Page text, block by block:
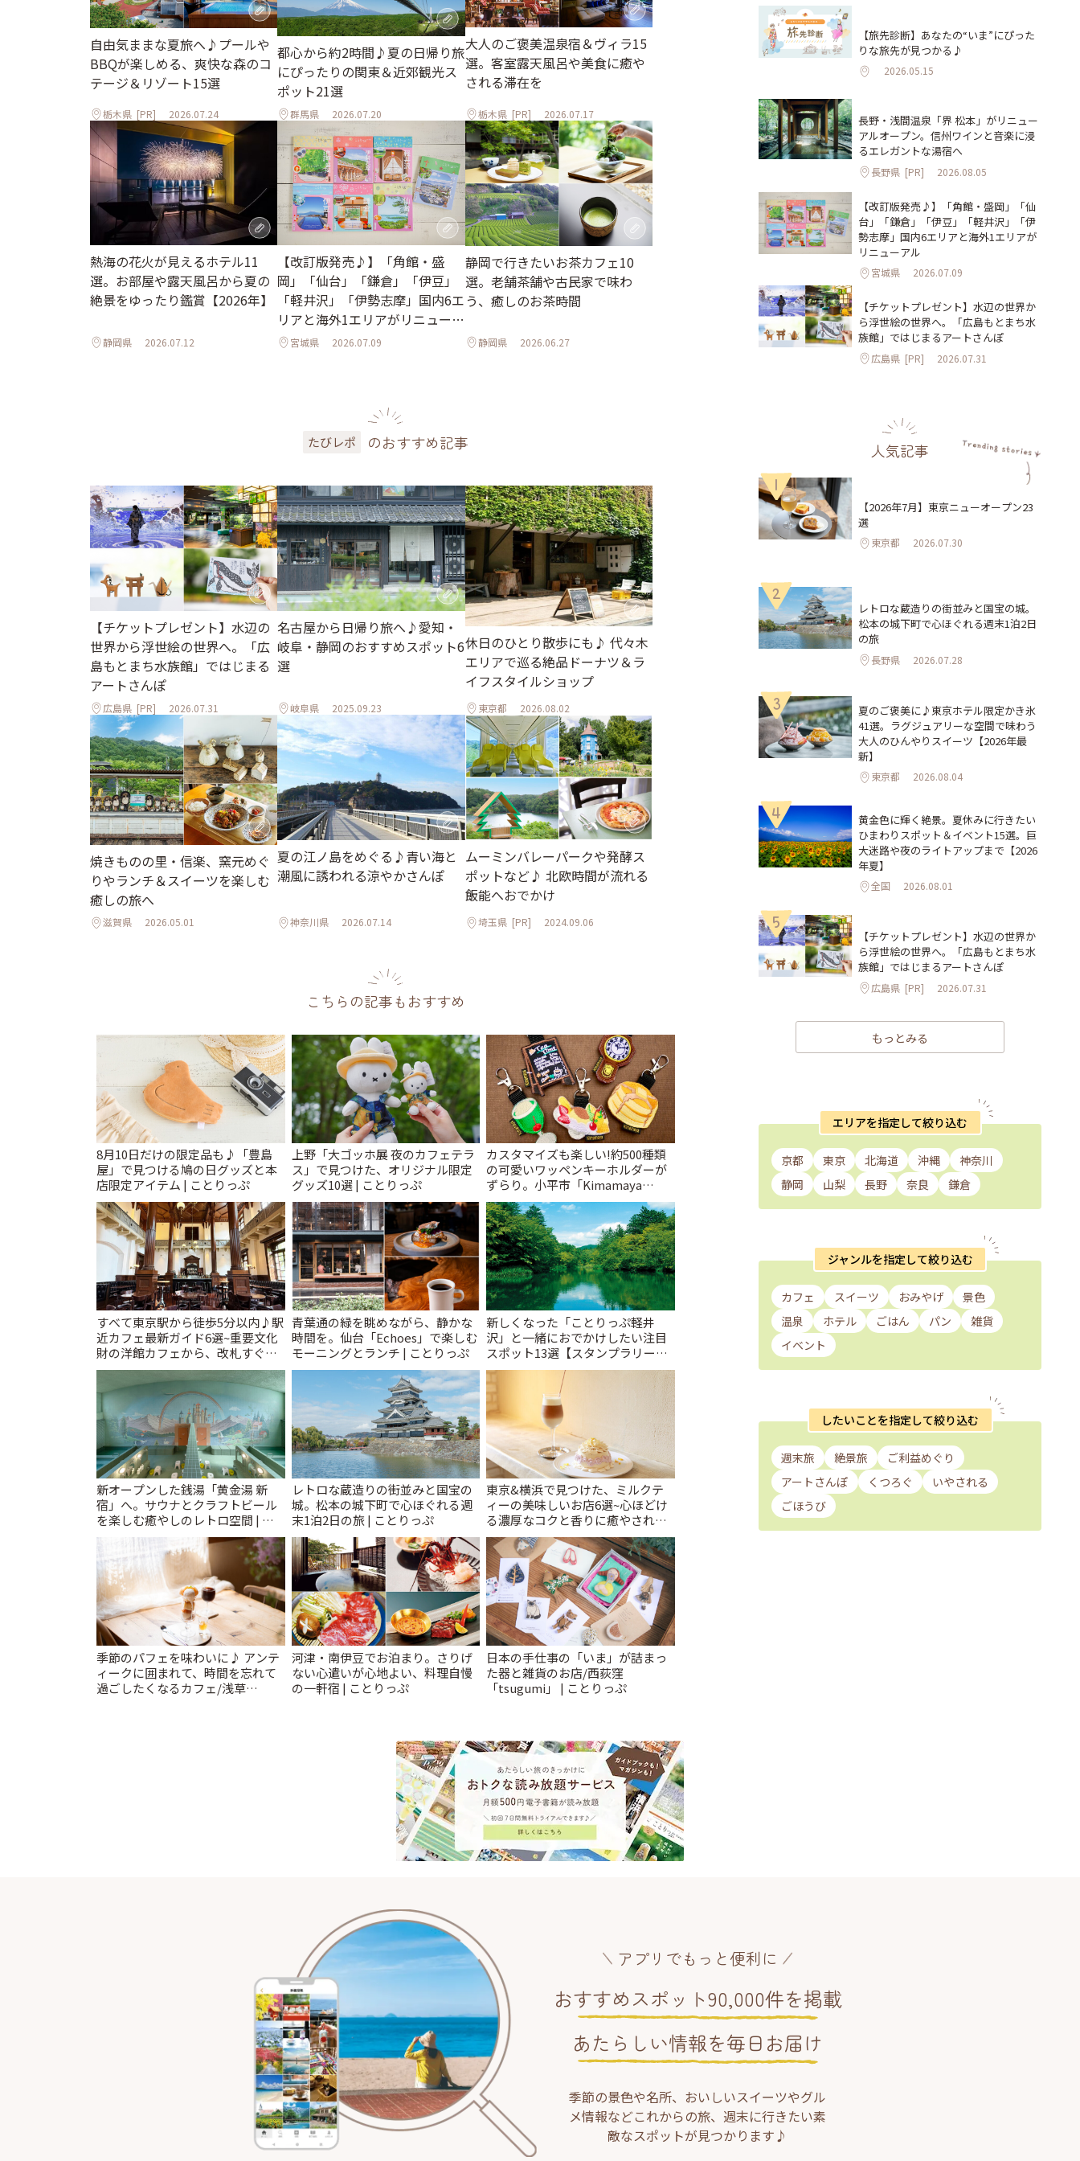
自由気ままな夏旅へ♪プールや
BBQが楽しめる、爽快な森のコ
テージ＆リゾート15選
栃木県 [PR] 2026.07.24
都心から約2時間♪夏の日帰り旅
にぴったりの関東＆近郊観光ス
ポット21選
群馬県 2026.07.20
大人のご褒美温泉宿＆ヴィラ15
選。客室露天風呂や美食に癒や
される滞在を
栃木県[PR] 2026.07.17
熱海の花火が見えるホテル11
選。お部屋や露天風呂から夏の
絶景をゆったり鑑賞【2026年】
静岡県 2026.07.12
【改訂版発売♪】「角館・盛
岡」「仙台」「鎌倉」「伊豆」
「軽井沢」「伊勢志摩」国内6エ
リアと海外1エリアがリニューア
ル宮城県 2026.07.09
静岡で行きたいお茶カフェ10
選。老舗茶舗や古民家で味わ
う、癒しのお茶時間
静岡県 2026.06.27
たびレポ のおすすめ記事
【チケットプレゼント】水辺の
世界から浮世絵の世界へ。「広
島もとまち水族館」ではじまる
アートさんぽ
広島県 [PR] 2026.07.31
名古屋から日帰り旅へ♪愛知・
岐阜・静岡のおすすめスポット6
選
岐阜県 2025.09.23
休日のひとり散歩にも♪ 代々木
エリアで巡る絶品ドーナツ＆ラ
イフスタイルショップ
東京都 2026.08.02
焼きものの里・信楽、窯元めぐ
りやランチ＆スイーツを楽しむ
癒しの旅へ
滋賀県 2026.05.01
夏の江ノ島をめぐる♪青い海と
潮風に誘われる涼やかさんぽ
神奈川県 2026.07.14
ムーミンバレーパークや発酵ス
ポットなど♪ 北欧時間が流れる
飯能へおでかけ
埼玉県[PR] 2024.09.06
こちらの記事もおすすめ
8月10日だけの限定品も♪「豊島
屋」で見つける鳩の日グッズと本
店限定アイテム | ことりっぷ
上野「大ゴッホ展 夜のカフェテラ
ス」で見つけた、オリジナル限定
グッズ10選 | ことりっぷ
カスタマイズも楽しい!約500種類
の可愛いワッペンキーホルダーが
ずらり。小平市「Kimamaya
T&K」 | ことりっぷ
すべて東京駅から徒歩5分以内♪駅
近カフェ最新ガイド6選~重要文化
財の洋館カフェから、改札すぐの
レトロ喫茶まで~ | ことりっぷ
青葉通の緑を眺めながら、静かな
時間を。仙台「Echoes」で楽しむ
モーニングとランチ | ことりっぷ
新しくなった「ことりっぷ軽井
沢」と一緒におでかけしたい注目
スポット13選【スタンプラリー開
催中】 | ことりっぷ
新オープンした銭湯「黄金湯 新
宿」へ。サウナとクラフトビール
を楽しむ癒やしのレトロ空間 | こ
とりっぷ
レトロな蔵造りの街並みと国宝の
城。松本の城下町で心ほぐれる週
末1泊2日の旅 | ことりっぷ
東京&横浜で見つけた、ミルクテ
ィーの美味しいお店6選~心ほどけ
る濃厚なコクと香りに癒やされる
ティータイム~ | ことりっぷ
季節のパフェを味わいに♪ アンテ
ィークに囲まれて、時間を忘れて
過ごしたくなるカフェ/浅草
河津・南伊豆でお泊まり。さりげ
ない心遣いが心地よい、料理自慢
の一軒宿 | ことりっぷ
日本の手仕事の「いま」が詰まっ
た器と雑貨のお店/西荻窪
「tsugumi」 | ことりっぷ
【旅先診断】あなたの“いま”にぴった
りな旅先が見つかる♪
2026.05.15
長野・浅間温泉「界 松本」がリニュー
アルオープン。信州ワインと音楽に浸
るエレガントな湯宿へ
長野県 [PR] 2026.08.05
【改訂版発売♪】「角館・盛岡」「仙
台」「鎌倉」「伊豆」「軽井沢」「伊
勢志摩」国内6エリアと海外1エリアが
リニューアル
宮城県 2026.07.09
【チケットプレゼント】水辺の世界か
ら浮世絵の世界へ。「広島もとまち水
族館」ではじまるアートさんぽ
広島県 [PR] 2026.07.31
人気記事
1
【2026年7月】東京ニューオープン23
選
東京都 2026.07.30
2
レトロな蔵造りの街並みと国宝の城。
松本の城下町で心ほぐれる週末1泊2日
の旅
長野県 2026.07.28
3
夏のご褒美に♪東京ホテル限定かき氷
41選。ラグジュアリーな空間で味わう
大人のひんやりスイーツ【2026年最
新】
東京都 2026.08.04
4
黄金色に輝く絶景。夏休みに行きたい
ひまわりスポット＆イベント15選。巨
大迷路や夜のライトアップまで【2026
年夏】
全国 2026.08.01
5
【チケットプレゼント】水辺の世界か
ら浮世絵の世界へ。「広島もとまち水
族館」ではじまるアートさんぽ
広島県 [PR] 2026.07.31
もっとみる
エリアを指定して絞り込む
京都 東京 北海道 沖縄
神奈川
静岡
山梨 長野 奈良 鎌倉
ジャンルを指定して絞り込む
カフェ スイーツ おみやげ
景色
温泉
ホテル ごはん パン
雑貨
イベント
したいことを指定して絞り込む
週末旅 絶景旅
ご利益めぐり
アートさんぽ
くつろぐ
いやされる
ごほうび
アプリでもっと便利に
おすすめスポット90,000件を掲載
あたらしい情報を毎日お届け
季節の景色や名所、おいしいスイーツやグル
メ情報などこれからの旅、週末に行きたい素
敵なスポットが見つかります♪